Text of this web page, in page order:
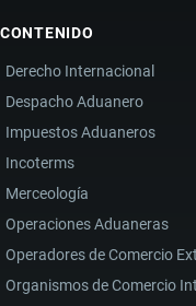
CONTENIDO
Derecho Internacional
Despacho Aduanero
Impuestos Aduaneros
Incoterms
Merceología
Operaciones Aduaneras
Operadores de Comercio
Organismos de Comercio